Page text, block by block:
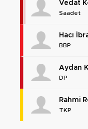
Vedat
Saadet
Hacı
BBP
Aydan
DP
Rahmi
TKP